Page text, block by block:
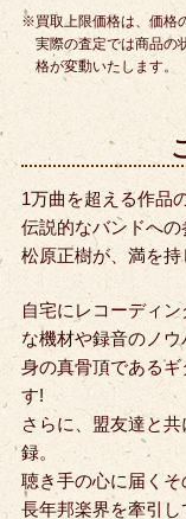
※買取上限価格は、価格
実際の査定では商品の
格が変動いたします。
1万曲を超える作品
伝説的なバンドへ
松原正樹が、満を持
自宅にレコーディ
な機材や録音のノ
身の真骨頂である
す!
さらに、盟友達と
録。
聴き手の心に届く
長年邦楽界を牽引